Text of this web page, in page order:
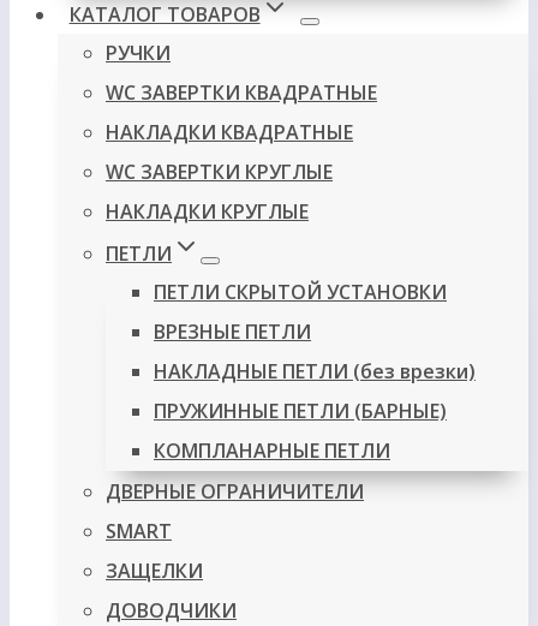
КАТАЛОГ ТОВАРОВ
РУЧКИ
WC ЗАВЕРТКИ КВАДРАТНЫЕ
НАКЛАДКИ КВАДРАТНЫЕ
WC ЗАВЕРТКИ КРУГЛЫЕ
НАКЛАДКИ КРУГЛЫЕ
ПЕТЛИ
ПЕТЛИ СКРЫТОЙ УСТАНОВКИ
ВРЕЗНЫЕ ПЕТЛИ
НАКЛАДНЫЕ ПЕТЛИ (без врезки)
ПРУЖИННЫЕ ПЕТЛИ (БАРНЫЕ)
КОМПЛАНАРНЫЕ ПЕТЛИ
ДВЕРНЫЕ ОГРАНИЧИТЕЛИ
SMART
ЗАЩЕЛКИ
ДОВОДЧИКИ